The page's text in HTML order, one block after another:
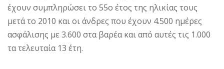
έχουν συμπληρώσει το 55ο έτος της ηλικίας τους
μετά το 2010 και οι άνδρες που έχουν 4.500 ημέρες
ασφάλισης με 3.600 στα βαρέα και από αυτές τις 1.000
τα τελευταία 13 έτη.